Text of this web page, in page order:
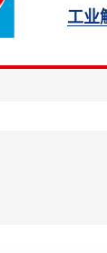
工业